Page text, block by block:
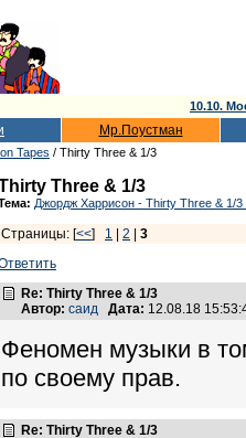
10.10.
Мр.Поустман
Tapes / Thirty Three & 1/3
Three & 1/3
Джордж Харрисон - Thirty Three & 1/3
Страницы: [<<] 1 2
3
Re: Thirty Three & 1/3
Автор: саид Дата: 12.08.18
Феномен музыки в
по своему прав.
Re: Thirty Three & 1/3